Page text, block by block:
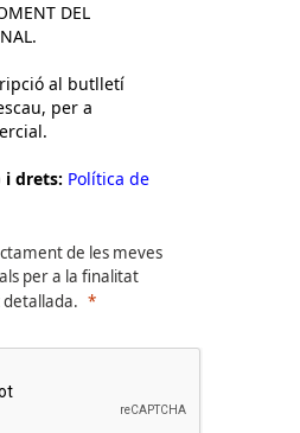
DEL
al butlletí
per a
i drets: Política de
de les meves
per a la finalitat